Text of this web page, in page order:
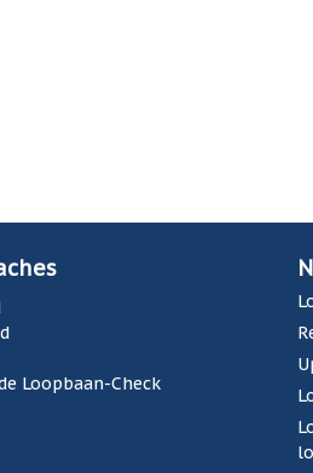
Loopbaan-Check